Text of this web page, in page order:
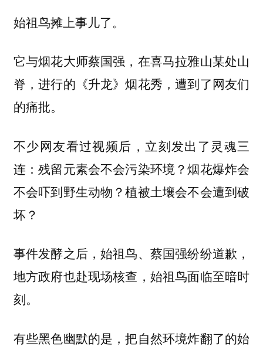
始祖鸟摊上事儿了。
它与烟花大师蔡国强，在喜马拉雅山某处山
脊，进行的《升龙》烟花秀，遭到了网友们
的痛批。
不少网友看过视频后，立刻发出了灵魂三
连：残留元素会不会污染环境？烟花爆炸会
不会吓到野生动物？植被土壤会不会遭到破
坏？
事件发酵之后，始祖鸟、蔡国强纷纷道歉，
地方政府也赴现场核查，始祖鸟面临至暗时
刻。
有些黑色幽默的是，把自然环境炸翻了的始